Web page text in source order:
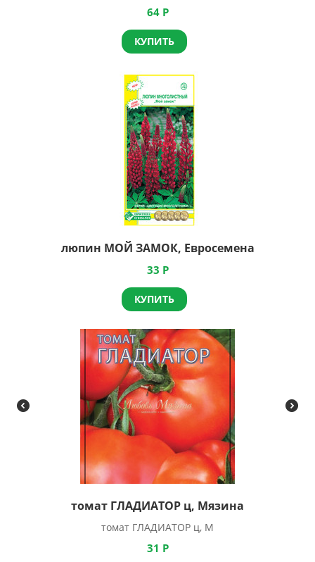
64 Р
КУПИТЬ
люпин МОЙ ЗАМОК, Евросемена
33 Р
КУПИТЬ
томат ГЛАДИАТОР ц, Мязина
томат ГЛАДИАТОР ц, М
31 Р